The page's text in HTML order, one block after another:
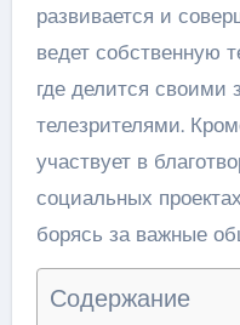
развивается и
ведет собственную
где делится
телезрителями.
участвует в
социальных
борясь за важные
Содержание